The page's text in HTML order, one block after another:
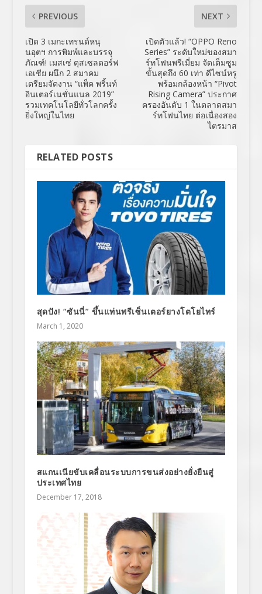
PREVIOUS
เปิด 3 เมกะเทรนด์หนุ
นอุตฯ การพิมพ์และบรรจุ
ภัณฑ์! เมสเซ่ ดุสเซลดอร์ฟ
เอเชีย ผนึก 2 สมาคม
เตรียมจัดงาน “แพ็ค พริ้นท์
อินเตอร์เนชั่นแนล 2019”
รวมเทคโนโลยีทั่วโลกครั้ง
ยิ่งใหญ่ในไทย
NEXT
เปิดตัวแล้ว! “OPPO Reno
Series” ระดับใหม่ของสมา
ร์ทโฟนพรีเมี่ยม จัดเต็มซูม
ขั้นสุดถึง 60 เท่า ดีไซน์หรู
พร้อมกล้องหน้า “Pivot
Rising Camera” ประกาศ
ครองอันดับ 1 ในตลาดสมา
ร์ทโฟนไทย ต่อเนื่องสอง
ไตรมาส
RELATED POSTS
สุดปัง! “ซันนี่” ขึ้นแท่นพรีเซ็นเตอร์ยางโตโยไทร์
March 1, 2020
สแกนเนียขับเคลื่อนระบบการขนส่งอย่างยั่งยืนสู่
ประเทศไทย
December 17, 2018